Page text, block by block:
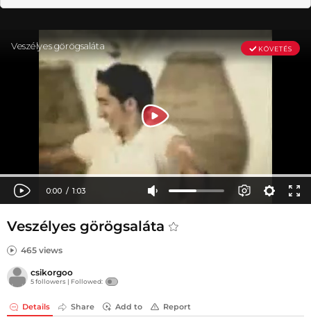
Veszélyes görögsaláta
465 views
csikorgoo
5 followers | Followed:
Details Share Add to Report